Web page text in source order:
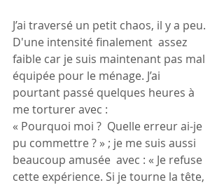
J’ai traversé un petit chaos, il y a peu.
D'une intensité finalement  assez
faible car je suis maintenant pas mal
équipée pour le ménage. J’ai
pourtant passé quelques heures à
me torturer avec :
« Pourquoi moi ?  Quelle erreur ai-je
pu commettre ? » ; je me suis aussi
beaucoup amusée  avec : « Je refuse
cette expérience. Si je tourne la tête,